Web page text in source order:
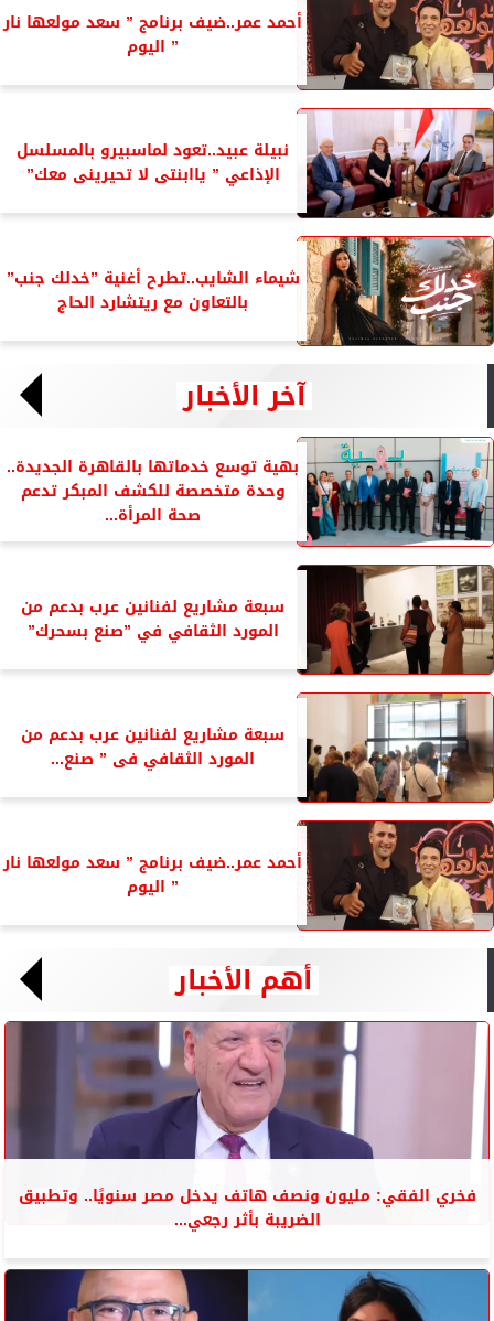
أحمد عمر..ضيف برنامج ” سعد مولعها نار
” اليوم
نبيلة عبيد..تعود لماسبيرو بالمسلسل
الإذاعي ” ياابنتى لا تحيرينى معك”
شيماء الشايب..تطرح أغنية ”خدلك جنب”
بالتعاون مع ريتشارد الحاج
آخر الأخبار
بهية توسع خدماتها بالقاهرة الجديدة..
وحدة متخصصة للكشف المبكر تدعم
صحة المرأة...
سبعة مشاريع لفنانين عرب بدعم من
المورد الثقافي في ”صنع بسحرك”
سبعة مشاريع لفنانين عرب بدعم من
المورد الثقافي فى ” صنع...
أحمد عمر..ضيف برنامج ” سعد مولعها نار
” اليوم
أهم الأخبار
فخري الفقي: مليون ونصف هاتف يدخل مصر سنويًا.. وتطبيق
الضريبة بأثر رجعي...